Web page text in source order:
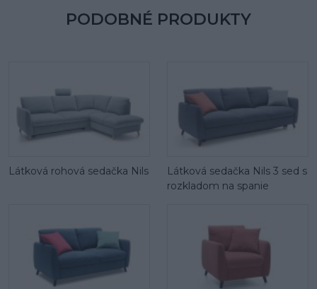
PODOBNÉ PRODUKTY
Látková rohová sedačka Nils
Látková sedačka Nils 3 sed s
rozkladom na spanie